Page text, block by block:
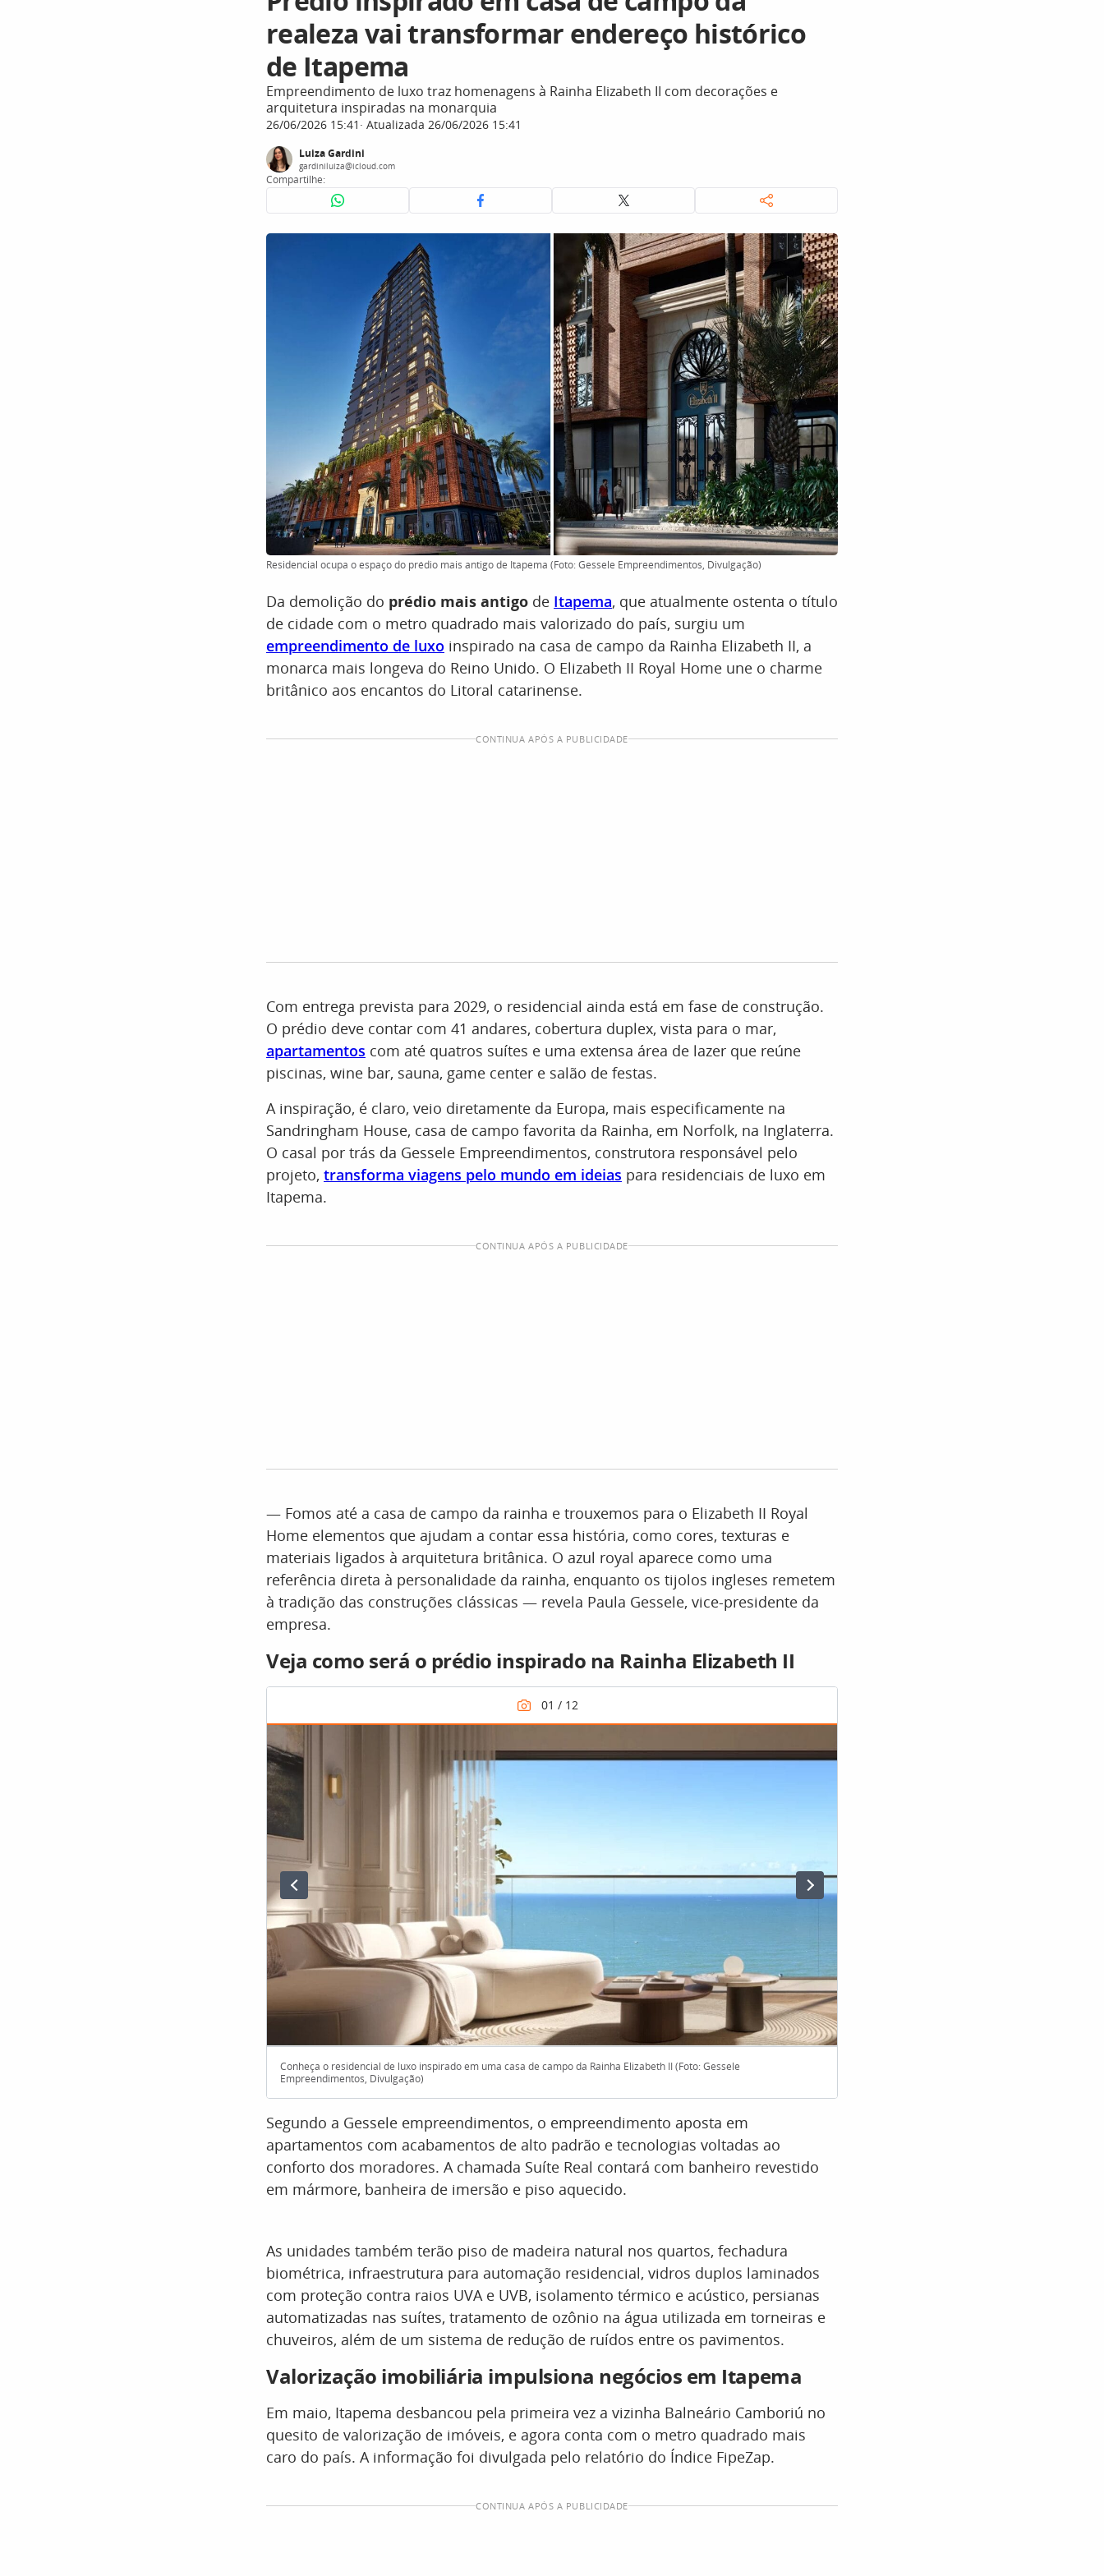
realeza vai transformar endereço histórico
de Itapema
Empreendimento de luxo traz homenagens à Rainha Elizabeth II com decorações e
arquitetura inspiradas na monarquia
26/06/2026 15:41 Atualizada 26/06/2026 15:41
Luiza Gardini
gardiniluiza@icloud.com
Compartilhe:
Residencial ocupa o espaço do prédio mais antigo de Itapema (Foto: Gessele Empreendimentos, Divulgação)
Da demolição do prédio mais antigo de Itapema, que atualmente ostenta o título
de cidade com o metro quadrado mais valorizado do país, surgiu um
empreendimento de luxo inspirado na casa de campo da Rainha Elizabeth II, a
monarca mais longeva do Reino Unido. O Elizabeth II Royal Home une o charme
britânico aos encantos do Litoral catarinense.
CONTINUA APÓS A PUBLICIDADE
Com entrega prevista para 2029, o residencial ainda está em fase de construção.
O prédio deve contar com 41 andares, cobertura duplex, vista para o mar,
apartamentos com até quatros suítes e uma extensa área de lazer que reúne
piscinas, wine bar, sauna, game center e salão de festas.
A inspiração, é claro, veio diretamente da Europa, mais especificamente na
Sandringham House, casa de campo favorita da Rainha, em Norfolk, na Inglaterra.
O casal por trás da Gessele Empreendimentos, construtora responsável pelo
projeto, transforma viagens pelo mundo em ideias para residenciais de luxo em
Itapema.
CONTINUA APÓS A PUBLICIDADE
— Fomos até a casa de campo da rainha e trouxemos para o Elizabeth II Royal
Home elementos que ajudam a contar essa história, como cores, texturas e
materiais ligados à arquitetura britânica. O azul royal aparece como uma
referência direta à personalidade da rainha, enquanto os tijolos ingleses remetem
à tradição das construções clássicas — revela Paula Gessele, vice-presidente da
empresa.
Veja como será o prédio inspirado na Rainha Elizabeth II
Conheça o residencial de luxo inspirado em uma casa de campo da Rainha Elizabeth II (Foto: Gessele
Empreendimentos, Divulgação)
Segundo a Gessele empreendimentos, o empreendimento aposta em
apartamentos com acabamentos de alto padrão e tecnologias voltadas ao
conforto dos moradores. A chamada Suíte Real contará com banheiro revestido
em mármore, banheira de imersão e piso aquecido.
As unidades também terão piso de madeira natural nos quartos, fechadura
biométrica, infraestrutura para automação residencial, vidros duplos laminados
com proteção contra raios UVA e UVB, isolamento térmico e acústico, persianas
automatizadas nas suítes, tratamento de ozônio na água utilizada em torneiras e
chuveiros, além de um sistema de redução de ruídos entre os pavimentos.
Valorização imobiliária impulsiona negócios em Itapema
Em maio, Itapema desbancou pela primeira vez a vizinha Balneário Camboriú no
quesito de valorização de imóveis, e agora conta com o metro quadrado mais
caro do país. A informação foi divulgada pelo relatório do Índice FipeZap.
CONTINUA APÓS A PUBLICIDADE